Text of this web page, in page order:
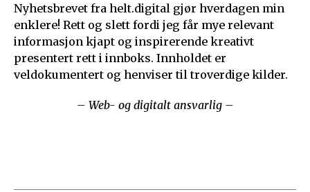
Nyhetsbrevet fra helt.digital gjør hverdagen min
enklere! Rett og slett fordi jeg får mye relevant
informasjon kjapt og inspirerende kreativt
presentert rett i innboks. Innholdet er
veldokumentert og henviser til troverdige kilder.
– Web- og digitalt ansvarlig –